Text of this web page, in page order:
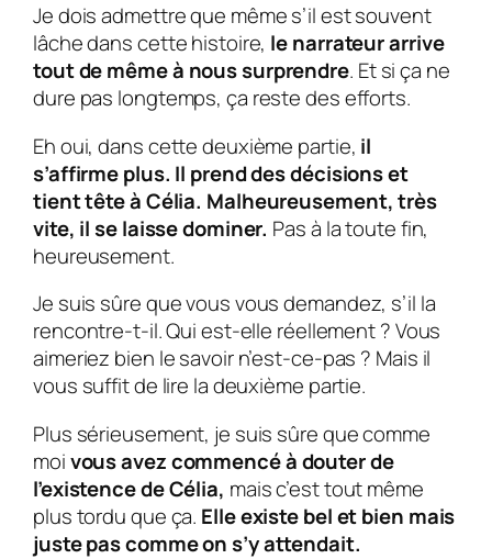
Je dois admettre que même s’il est souvent
lâche dans cette histoire, le narrateur arrive
tout de même à nous surprendre. Et si ça ne
dure pas longtemps, ça reste des efforts.
Eh oui, dans cette deuxième partie, il
s’affirme plus. Il prend des décisions et
tient tête àCélia. Malheureusement, très
vite, il se laisse dominer. Pas à la toute fin,
heureusement.
Je suis sûre que vous vous demandez, s’il la
rencontre-t-il. Qui est-elle réellement ? Vous
aimeriez bien le savoir n’est-ce-pas ? Mais il
vous suffit de lire la deuxième partie.
Plus sérieusement, je suis sûre que comme
moivous avez commencé à douter de
l’existence de Célia, mais c’est tout même
plus tordu que ça. Elle existe bel et bien mais
juste pas comme on s’y attendait.